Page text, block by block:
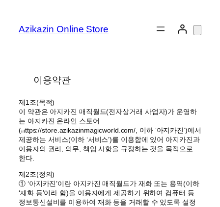
Azikazin Online Store
이용약관
제1조(목적)
이 약관은 아지카진 매직월드(전자상거래 사업자)가 운영하
는 아지카진 온라인 스토어
(https://store.azikazinmagicworld.com/, 이하 ‘아지카진’)에서
제공하는 서비스(이하 ‘서비스’)를 이용함에 있어 아지카진과
이용자의 권리, 의무, 책임 사항을 규정하는 것을 목적으로
한다.
제2조(정의)
① ‘아지카진’이란 아지카진 매직월드가 재화 또는 용역(이하
‘재화 등’이라 함)을 이용자에게 제공하기 위하여 컴퓨터 등
정보통신설비를 이용하여 재화 등을 거래할 수 있도록 설정